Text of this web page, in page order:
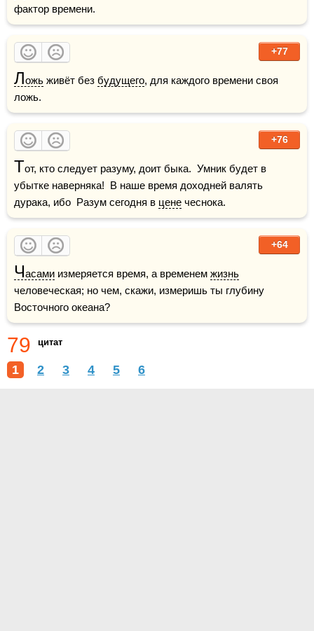
фактор времени.
+77
Ложь живёт без будущего, для каждого времени своя
ложь.
+76
Тот, кто следует разуму, доит быка.  Умник будет в
убытке наверняка!  В наше время доходней валять
дурака, ибо  Разум сегодня в цене чеснока.
+64
Часами измеряется время, а временем жизнь
человеческая; но чем, скажи, измеришь ты глубину
Восточного океана?
79 цитат
1 2 3 4 5 6